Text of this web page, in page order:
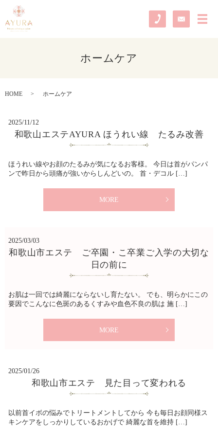
メ
ホームケア
HOME ホームケア
2025/11/12
和歌山エステAYURA ほうれい線 たるみ改善
ほうれい線やお顔のたるみが気になるお客様。 今日は首がパンパ
ンで昨日から頭痛が強いからしんどいの。 首・デコル […]
MORE
2025/03/03
和歌山市エステ ご卒園・こ卒業ご入学の大切な
日の前に
お肌は一回では綺麗にならないし育たない。 でも、明らかにこの
要因でこんなに色斑のあるくすみや血色不良の肌は 施 […]
MORE
2025/01/26
和歌山市エステ 見た目って変われる
以前首イボの悩みでトリートメントしてから 今も毎日お顔同様ス
キンケアをしっかりしているおかげで 綺麗な首を維持 […]